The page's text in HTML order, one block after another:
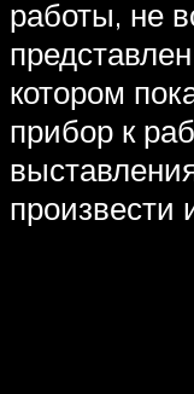
работы, не
котором
прибор к
произвести